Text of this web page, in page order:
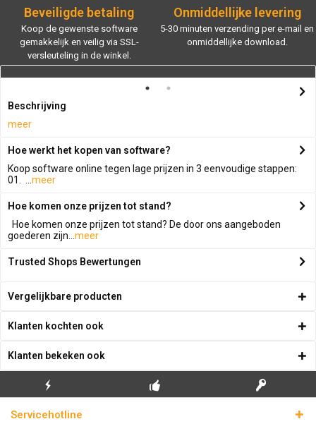
Beveiligde betaling
Koop de gewenste software
gemakkelijk en veilig via SSL-
versleuteling in de winkel.
Onmiddellijke levering
5-30 minuten verzending per e-mail en
onmiddellijke download.
Beschrijving
meer
Hoe werkt het kopen van software?
Koop software online tegen lage prijzen in 3 eenvoudige stappen:
01. ... meer
Hoe komen onze prijzen tot stand?
Hoe komen onze prijzen tot stand? De door ons aangeboden
goederen zijn... meer
Trusted Shops Bewertungen
Vergelijkbare producten
Klanten kochten ook
Klanten bekeken ook
BLIKSEMVERZENDING
LICENTIESLEUTELS
Servicehotline